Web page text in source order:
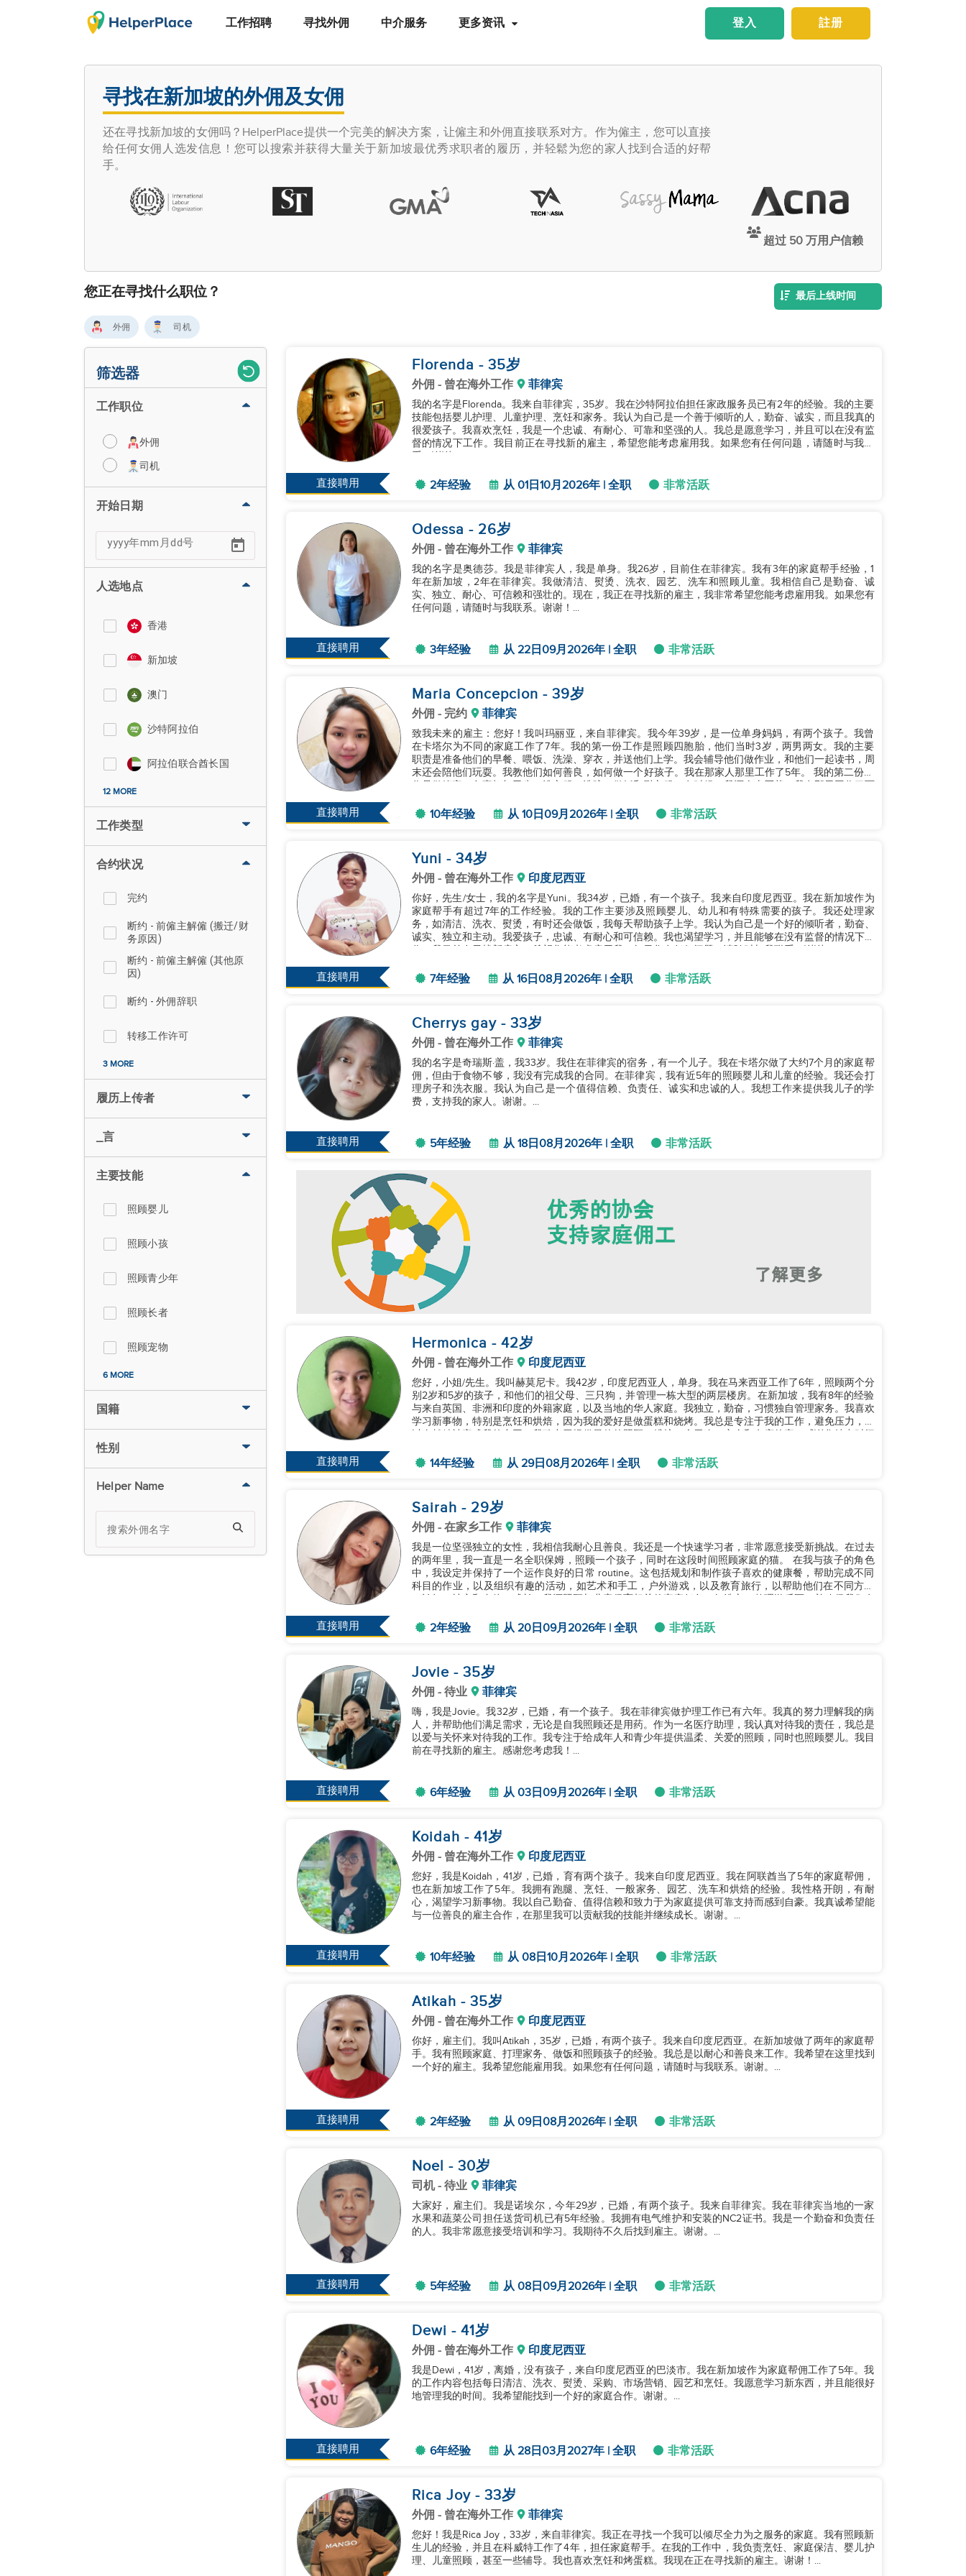
工作招聘 寻找外佣 中介服务 更多资讯 註册
登入
寻找在新加坡的外佣及女佣
还在寻找新加坡的女佣吗？HelperPlace提供一个完美的解决方案，让僱主和外佣直接联系对方。作为僱主，您可以直接
给任何女佣人选发信息！您可以搜索并获得大量关于新加坡最优秀求职者的履历，并轻鬆为您的家人找到合适的好帮
手。
超过 50 万用户信赖
您正在寻找什么职位？ 最后上线时间
外佣 司机
筛选器
工作职位
外佣
司机
开始日期
人选地点
香港
新加坡
澳门
沙特阿拉伯
阿拉伯联合酋长国
12 MORE
工作类型
合约状况
完约
断约 - 前僱主解僱 (搬迁/财
务原因)
断约 - 前僱主解僱 (其他原
因)
断约 - 外佣辞职
转移工作许可
3 MORE
履历上传者
_言
主要技能
照顾婴儿
照顾小孩
照顾青少年
照顾长者
照顾宠物
6 MORE
国籍
性别
Helper Name
直接聘用
Florenda - 35岁
外佣 - 曾在海外工作 菲律宾
我的名字是Florenda。我来自菲律宾，35岁。我在沙特阿拉伯担任家政服务员已有2年的经验。我的主要
技能包括婴儿护理、儿童护理、烹饪和家务。我认为自己是一个善于倾听的人，勤奋、诚实，而且我真的
很爱孩子。我喜欢烹饪，我是一个忠诚、有耐心、可靠和坚强的人。我总是愿意学习，并且可以在没有监
督的情况下工作。我目前正在寻找新的雇主，希望您能考虑雇用我。如果您有任何问题，请随时与我联
2年经验 从 01日10月2026年 | 全职 非常活跃
直接聘用
Odessa - 26岁
外佣 - 曾在海外工作 菲律宾
我的名字是奥德莎。我是菲律宾人，我是单身。我26岁，目前住在菲律宾。我有3年的家庭帮手经验，1
年在新加坡，2年在菲律宾。我做清洁、熨烫、洗衣、园艺、洗车和照顾儿童。我相信自己是勤奋、诚
实、独立、耐心、可信赖和强壮的。现在，我正在寻找新的雇主，我非常希望您能考虑雇用我。如果您有
任何问题，请随时与我联系。谢谢！...
3年经验 从 22日09月2026年 | 全职 非常活跃
直接聘用
Maria Concepcion - 39岁
外佣 - 完约 菲律宾
致我未来的雇主：您好！我叫玛丽亚，来自菲律宾。我今年39岁，是一位单身妈妈，有两个孩子。我曾
在卡塔尔为不同的家庭工作了7年。我的第一份工作是照顾四胞胎，他们当时3岁，两男两女。我的主要
职责是准备他们的早餐、喂饭、洗澡、穿衣，并送他们上学。我会辅导他们做作业，和他们一起读书，周
末还会陪他们玩耍。我教他们如何善良，如何做一个好孩子。我在那家人那里工作了5年。 我的第二份工
10年经验 从 10日09月2026年 | 全职 非常活跃
直接聘用
Yuni - 34岁
外佣 - 曾在海外工作 印度尼西亚
你好，先生/女士，我的名字是Yuni。我34岁，已婚，有一个孩子。我来自印度尼西亚。我在新加坡作为
家庭帮手有超过7年的工作经验。我的工作主要涉及照顾婴儿、幼儿和有特殊需要的孩子。我还处理家
务，如清洁、洗衣、熨烫，有时还会做饭，我每天帮助孩子上学。我认为自己是一个好的倾听者，勤奋、
诚实、独立和主动。我爱孩子，忠诚、有耐心和可信赖。我也渴望学习，并且能够在没有监督的情况下工
7年经验 从 16日08月2026年 | 全职 非常活跃
直接聘用
Cherrys gay - 33岁
外佣 - 曾在海外工作 菲律宾
我的名字是奇瑞斯·盖，我33岁。我住在菲律宾的宿务，有一个儿子。我在卡塔尔做了大约7个月的家庭帮
佣，但由于食物不够，我没有完成我的合同。在菲律宾，我有近5年的照顾婴儿和儿童的经验。我还会打
理房子和洗衣服。我认为自己是一个值得信赖、负责任、诚实和忠诚的人。我想工作来提供我儿子的学
费，支持我的家人。谢谢。...
5年经验 从 18日08月2026年 | 全职 非常活跃
直接聘用
Hermonica - 42岁
外佣 - 曾在海外工作 印度尼西亚
您好，小姐/先生。我叫赫莫尼卡。我42岁，印度尼西亚人，单身。我在马来西亚工作了6年，照顾两个分
别2岁和5岁的孩子，和他们的祖父母、三只狗，并管理一栋大型的两层楼房。在新加坡，我有8年的经验
与来自英国、非洲和印度的外籍家庭，以及当地的华人家庭。我独立，勤奋，习惯独自管理家务。我喜欢
学习新事物，特别是烹饪和烘焙，因为我的爱好是做蛋糕和烧烤。我总是专注于我的工作，避免压力，并
14年经验 从 29日08月2026年 | 全职 非常活跃
直接聘用
Sairah - 29岁
外佣 - 在家乡工作 菲律宾
我是一位坚强独立的女性，我相信我耐心且善良。我还是一个快速学习者，非常愿意接受新挑战。在过去
的两年里，我一直是一名全职保姆，照顾一个孩子，同时在这段时间照顾家庭的猫。 在我与孩子的角色
中，我设定并保持了一个运作良好的日常 routine。这包括规划和制作孩子喜欢的健康餐，帮助完成不同
科目的作业，以及组织有趣的活动，如艺术和手工，户外游戏，以及教育旅行，以帮助他们在不同方面
2年经验 从 20日09月2026年 | 全职 非常活跃
直接聘用
Jovie - 35岁
外佣 - 待业 菲律宾
嗨，我是Jovie。我32岁，已婚，有一个孩子。我在菲律宾做护理工作已有六年。我真的努力理解我的病
人，并帮助他们满足需求，无论是自我照顾还是用药。作为一名医疗助理，我认真对待我的责任，我总是
以爱与关怀来对待我的工作。我专注于给成年人和青少年提供温柔、关爱的照顾，同时也照顾婴儿。我目
前在寻找新的雇主。感谢您考虑我！...
6年经验 从 03日09月2026年 | 全职 非常活跃
直接聘用
Koidah - 41岁
外佣 - 曾在海外工作 印度尼西亚
您好，我是Koidah，41岁，已婚，育有两个孩子。我来自印度尼西亚。我在阿联酋当了5年的家庭帮佣，
也在新加坡工作了5年。我拥有跑腿、烹饪、一般家务、园艺、洗车和烘焙的经验。我性格开朗，有耐
心，渴望学习新事物。我以自己勤奋、值得信赖和致力于为家庭提供可靠支持而感到自豪。我真诚希望能
与一位善良的雇主合作，在那里我可以贡献我的技能并继续成长。谢谢。...
10年经验 从 08日10月2026年 | 全职 非常活跃
直接聘用
Atikah - 35岁
外佣 - 曾在海外工作 印度尼西亚
你好，雇主们。我叫Atikah，35岁，已婚，有两个孩子。我来自印度尼西亚。在新加坡做了两年的家庭帮
手。我有照顾家庭、打理家务、做饭和照顾孩子的经验。我总是以耐心和善良来工作。我希望在这里找到
一个好的雇主。我希望您能雇用我。如果您有任何问题，请随时与我联系。谢谢。...
2年经验 从 09日08月2026年 | 全职 非常活跃
直接聘用
Noel - 30岁
司机- 待业 菲律宾
大家好，雇主们。我是诺埃尔，今年29岁，已婚，有两个孩子。我来自菲律宾。我在菲律宾当地的一家
水果和蔬菜公司担任送货司机已有5年经验。我拥有电气维护和安装的NC2证书。我是一个勤奋和负责任
的人。我非常愿意接受培训和学习。我期待不久后找到雇主。谢谢。...
5年经验 从 08日09月2026年 | 全职 非常活跃
直接聘用
Dewi - 41岁
外佣 - 曾在海外工作 印度尼西亚
我是Dewi，41岁，离婚，没有孩子，来自印度尼西亚的巴淡市。我在新加坡作为家庭帮佣工作了5年。我
的工作内容包括每日清洁、洗衣、熨烫、采购、市场营销、园艺和烹饪。我愿意学习新东西，并且能很好
地管理我的时间。我希望能找到一个好的家庭合作。谢谢。...
6年经验 从 28日03月2027年 | 全职 非常活跃
Rica Joy - 33岁
外佣 - 曾在海外工作 菲律宾
您好！我是Rica Joy，33岁，来自菲律宾。我正在寻找一个我可以倾尽全力为之服务的家庭。我有照顾新
生儿的经验，并且在科威特工作了4年，担任家庭帮手。在我的工作中，我负责烹饪、家庭保洁、婴儿护
理、儿童照顾，甚至一些辅导。我也喜欢烹饪和烤蛋糕。我现在正在寻找新的雇主。谢谢！...